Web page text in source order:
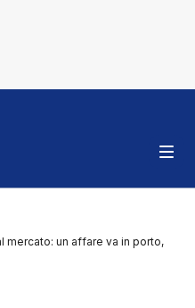
mercato: un affare va in porto,